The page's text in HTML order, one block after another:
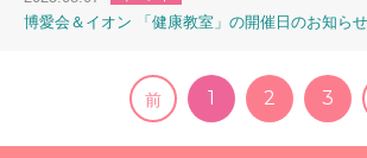
博愛会＆イオン 「健康教室」の開催日のお知らせ
前 1 2 3